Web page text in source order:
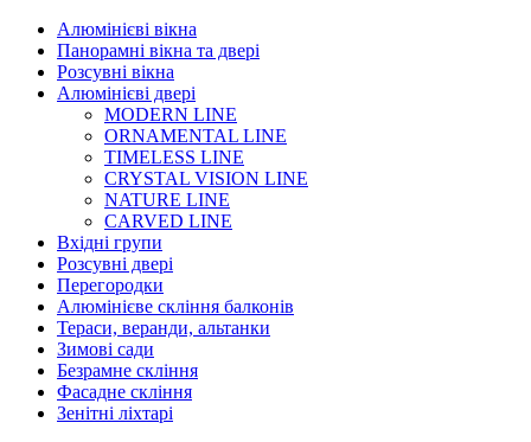
Алюмінієві вікна
Панорамні вікна та двері
Розсувні вікна
Алюмінієві двері
MODERN LINE
ORNAMENTAL LINE
TIMELESS LINE
CRYSTAL VISION LINE
NATURE LINE
CARVED LINE
Вхідні групи
Розсувні двері
Перегородки
Алюмінієве скління балконів
Тераси, веранди, альтанки
Зимові сади
Безрамне скління
Фасадне скління
Зенітні ліхтарі